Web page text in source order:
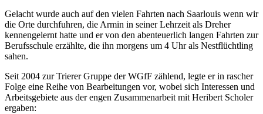
Gelacht wurde auch auf den vielen Fahrten nach Saarlouis wenn wir
die Orte durchfuhren, die Armin in seiner Lehrzeit als Dreher
kennengelernt hatte und er von den abenteuerlich langen Fahrten zur
Berufsschule erzählte, die ihn morgens um 4 Uhr als Nestflüchtling
sahen.
Seit 2004 zur Trierer Gruppe der WGfF zählend, legte er in rascher
Folge eine Reihe von Bearbeitungen vor, wobei sich Interessen und
Arbeitsgebiete aus der engen Zusammenarbeit mit Heribert Scholer
ergaben: